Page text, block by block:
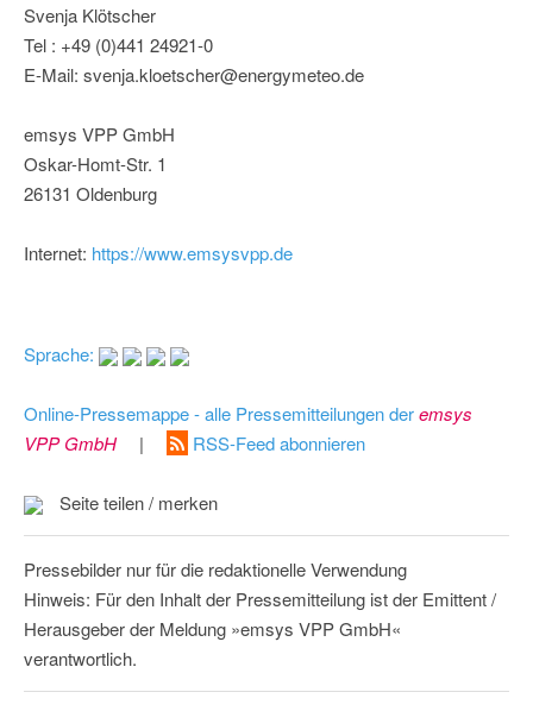
Svenja Klötscher
Tel : +49 (0)441 24921-0
E-Mail: svenja.kloetscher@energymeteo.de
emsys VPP GmbH
Oskar-Homt-Str. 1
26131 Oldenburg
Internet: https://www.emsysvpp.de
Sprache:
Online-Pressemappe - alle Pressemitteilungen deremsys
VPP GmbH
| RSS-Feed abonnieren
Seite teilen / merken
Pressebilder nur für die redaktionelle Verwendung
Hinweis: Für den Inhalt der Pressemitteilung ist der Emittent /
Herausgeber der Meldung »emsys VPP GmbH«
verantwortlich.